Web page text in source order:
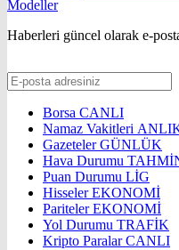
Haberleri güncel olarak e-
Borsa CANLI
Namaz Vakitleri
GazetelerGÜNLÜK
Hava Durumu
Puan Durumu LİG
HisselerEKONOMİ
ParitelerEKONOMİ
Yol Durumu TRAFİK
Kripto ParalarCANLI